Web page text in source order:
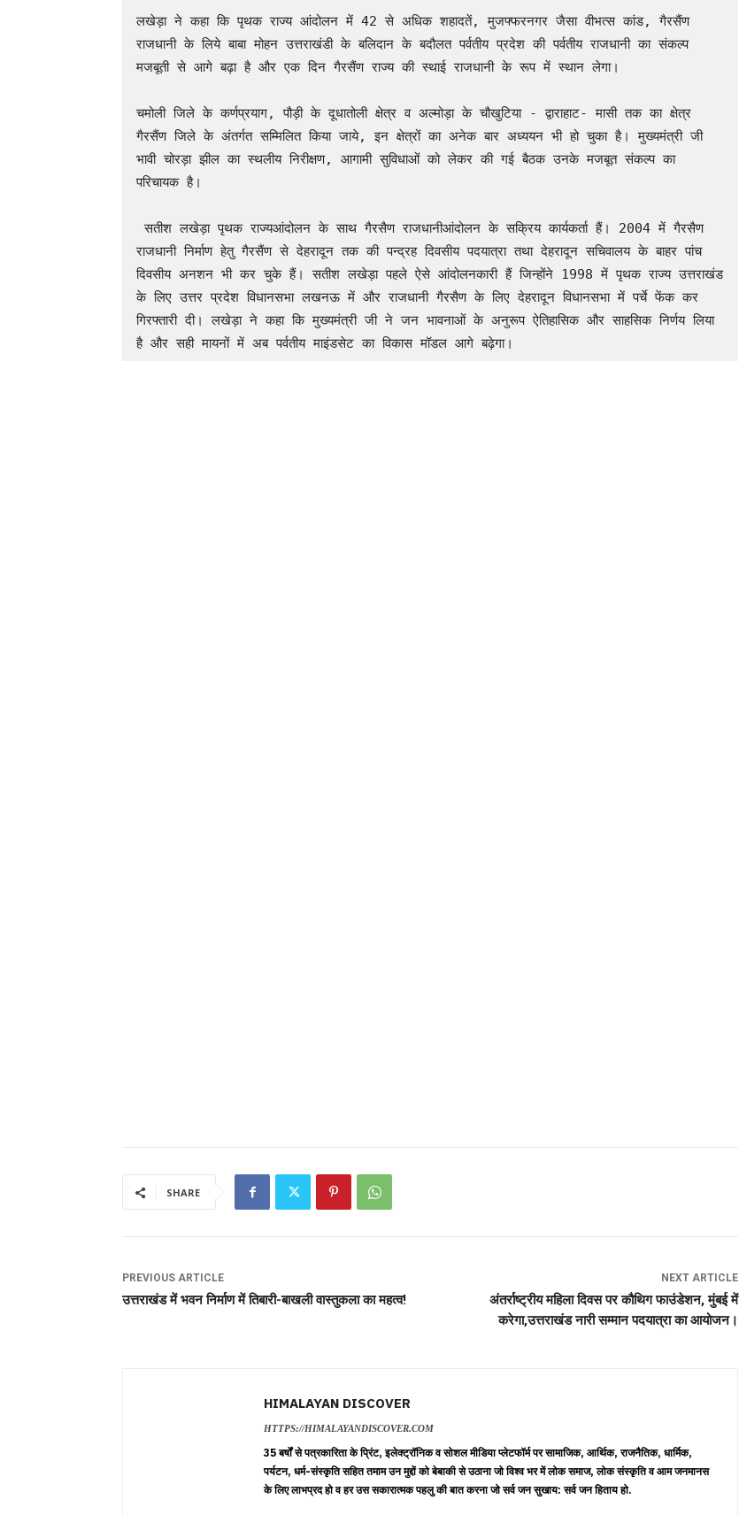
लखेड़ा ने कहा कि पृथक राज्य आंदोलन में 42 से अधिक शहादतें, मुजफ्फरनगर जैसा वीभत्स कांड, गैरसैंण
राजधानी के लिये बाबा मोहन उत्तराखंडी के बलिदान के बदौलत पर्वतीय प्रदेश की पर्वतीय राजधानी का संकल्प
मजबूती से आगे बढ़ा है और एक दिन गैरसैंण राज्य की स्थाई राजधानी के रूप में स्थान लेगा।
चमोली जिले के कर्णप्रयाग, पौड़ी के दूधातोली क्षेत्र व अल्मोड़ा के चौखुटिया - द्वाराहाट- मासी तक का क्षेत्र
गैरसैंण जिले के अंतर्गत सम्मिलित किया जाये, इन क्षेत्रों का अनेक बार अध्ययन भी हो चुका है। मुख्यमंत्री जी
भावी चोरड़ा झील का स्थलीय निरीक्षण, आगामी सुविधाओं को लेकर की गई बैठक उनके मजबूत संकल्प का
परिचायक है।
सतीश लखेड़ा पृथक राज्यआंदोलन के साथ गैरसैण राजधानीआंदोलन के सक्रिय कार्यकर्ता हैं। 2004 में गैरसैण
राजधानी निर्माण हेतु गैरसैंण से देहरादून तक की पन्द्रह दिवसीय पदयात्रा तथा देहरादून सचिवालय के बाहर पांच
दिवसीय अनशन भी कर चुके हैं। सतीश लखेड़ा पहले ऐसे आंदोलनकारी हैं जिन्होंने 1998 में पृथक राज्य उत्तराखंड
के लिए उत्तर प्रदेश विधानसभा लखनऊ में और राजधानी गैरसैण के लिए देहरादून विधानसभा में पर्चे फेंक कर
गिरफ्तारी दी। लखेड़ा ने कहा कि मुख्यमंत्री जी ने जन भावनाओं के अनुरूप ऐतिहासिक और साहसिक निर्णय लिया
है और सही मायनों में अब पर्वतीय माइंडसेट का विकास मॉडल आगे बढ़ेगा।
SHARE
PREVIOUS ARTICLE
उत्तराखंड में भवन निर्माण में तिबारी-बाखली वास्तुकला का महत्व!
NEXT ARTICLE
अंतर्राष्ट्रीय महिला दिवस पर कौथिग फाउंडेशन, मुंबई में
करेगा,उत्तराखंड नारी सम्मान पदयात्रा का आयोजन।
HIMALAYAN DISCOVER
HTTPS://HIMALAYANDISCOVER.COM
35 बर्षों से पत्रकारिता के प्रिंट, इलेक्ट्रॉनिक व सोशल मीडिया प्लेटफॉर्म पर सामाजिक, आर्थिक, राजनैतिक, धार्मिक,
पर्यटन, धर्म-संस्कृति सहित तमाम उन मुद्दों को बेबाकी से उठाना जो विश्व भर में लोक समाज, लोक संस्कृति व आम जनमानस
के लिए लाभप्रद हो व हर उस सकारात्मक पहलु की बात करना जो सर्व जन सुखाय: सर्व जन हिताय हो.